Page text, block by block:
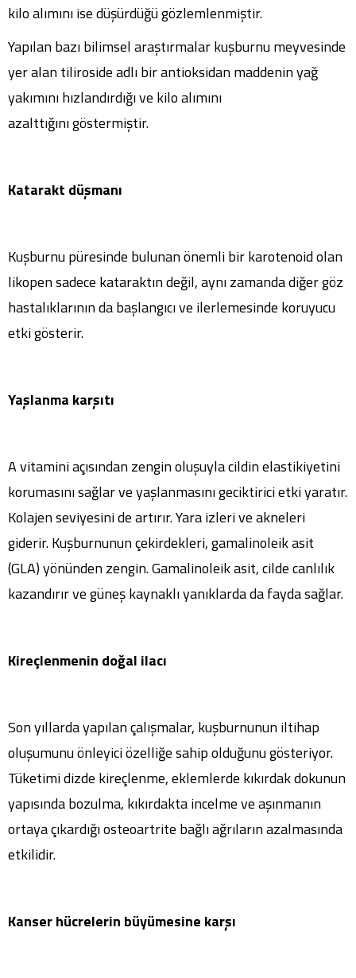
kilo alımını ise düşürdüğü gözlemlenmiştir.
Yapılan bazı bilimsel araştırmalar kuşburnu meyvesinde
yer alan tiliroside adlı bir antioksidan maddenin yağ
yakımını hızlandırdığı ve kilo alımını
azalttığını göstermiştir.
Katarakt düşmanı
Kuşburnu püresinde bulunan önemli bir karotenoid olan
likopen sadece kataraktın değil, aynızamanda diğer göz
hastalıklarının da başlangıcı ve ilerlemesinde koruyucu
etki gösterir.
Yaşlanma karşıtı
A vitamini açısından zengin oluşuyla cildin elastikiyetini
korumasını sağlar ve yaşlanmasını geciktirici etki yaratır.
Kolajen seviyesini de artırır. Yara izleri ve akneleri
giderir. Kuşburnunun çekirdekleri, gamalinoleik asit
(GLA) yönünden zengin. Gamalinoleik asit, cilde canlılık
kazandırır ve güneş kaynaklı yanıklarda da fayda sağlar.
Kireçlenmenin doğal ilacı
Son yıllarda yapılan çalışmalar, kuşburnunun iltihap
oluşumunu önleyici özelliğe sahip olduğunu gösteriyor.
Tüketimi dizde kireçlenme, eklemlerde kıkırdak dokunun
yapısında bozulma, kıkırdakta incelme ve aşınmanın
ortaya çıkardığı osteoartrite bağlı ağrıların azalmasında
etkilidir.
Kanser hücrelerin büyümesine karşı